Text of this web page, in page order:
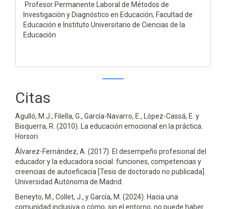
Profesor Permanente Laboral de Métodos de
Investigación y Diagnóstico en Educación; Facultad de
Educación e Instituto Universitario de Ciencias de la
Educación
Citas
Agulló, M.J.; Filella, G., García-Navarro, E., López-Cassá, E. y
Bisquerra, R. (2010). La educación emocional en la práctica.
Horsori.
Álvarez-Fernández, A. (2017). El desempeño profesional del
educador y la educadora social: funciones, competencias y
creencias de autoeficacia [Tesis de doctorado no publicada].
Universidad Autónoma de Madrid.
Beneyto, M., Collet, J., y García, M. (2024). Hacia una
comunidad inclusiva o cómo, sin el entorno, no puede haber